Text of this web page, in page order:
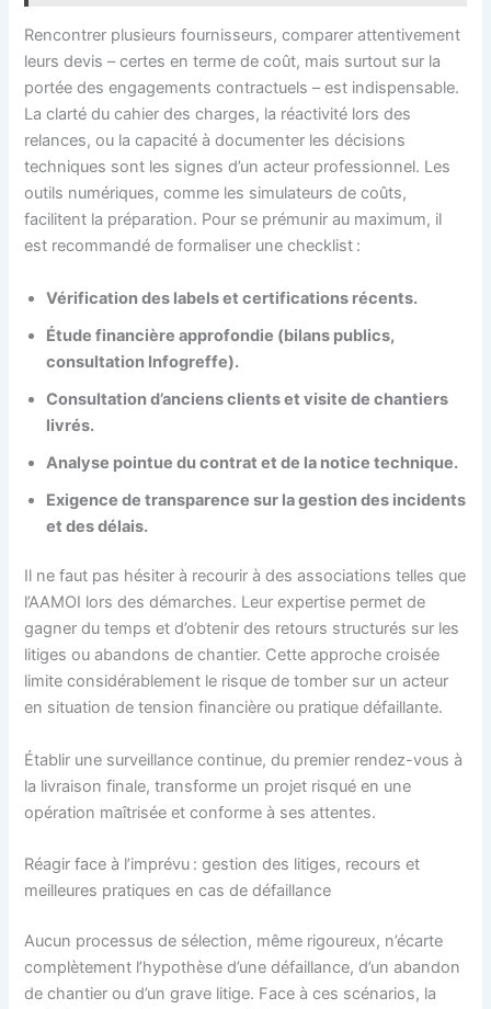
Rencontrer plusieurs fournisseurs, comparer attentivement
leurs devis – certes en terme de coût, mais surtout sur la
portée des engagements contractuels – est indispensable.
La clarté du cahier des charges, la réactivité lors des
relances, ou la capacité à documenter les décisions
techniques sont les signes d’un acteur professionnel. Les
outils numériques, comme les simulateurs de coûts,
facilitent la préparation. Pour se prémunir au maximum, il
est recommandé de formaliser une checklist :
Vérification des labels et certifications récents.
Étude financière approfondie (bilans publics,
consultation Infogreffe).
Consultation d’anciens clients et visite de chantiers
livrés.
Analyse pointue du contrat et de la notice technique.
Exigence de transparence sur la gestion des incidents
et des délais.
Il ne faut pas hésiter à recourir à des associations telles que
l’AAMOI lors des démarches. Leur expertise permet de
gagner du temps et d’obtenir des retours structurés sur les
litiges ou abandons de chantier. Cette approche croisée
limite considérablement le risque de tomber sur un acteur
en situation de tension financière ou pratique défaillante.
Établir une surveillance continue, du premier rendez-vous à
la livraison finale, transforme un projet risqué en une
opération maîtrisée et conforme à ses attentes.
Réagir face à l’imprévu : gestion des litiges, recours et
meilleures pratiques en cas de défaillance
Aucun processus de sélection, même rigoureux, n’écarte
complètement l’hypothèse d’une défaillance, d’un abandon
de chantier ou d’un grave litige. Face à ces scénarios, la